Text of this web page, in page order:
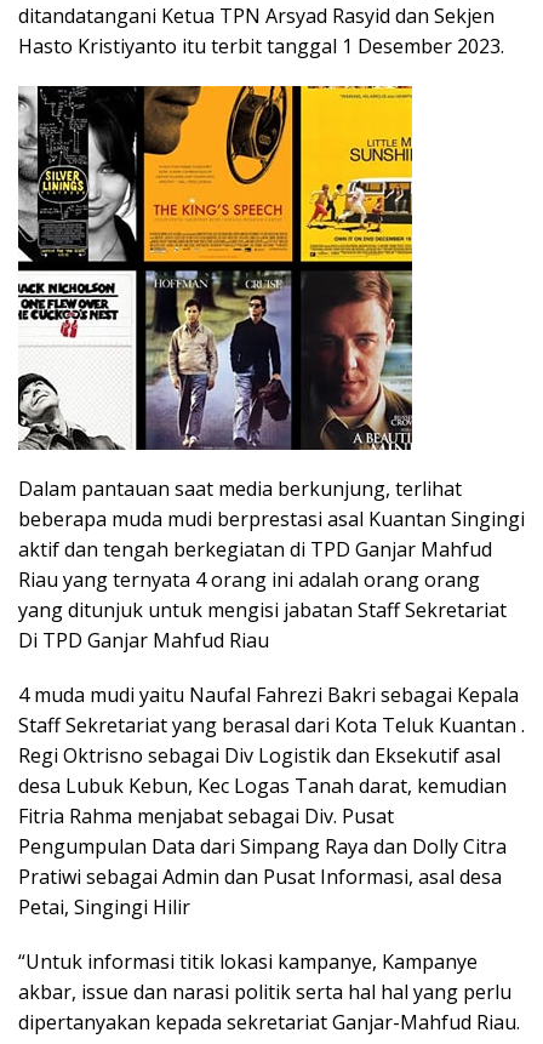
ditandatangani Ketua TPN Arsyad Rasyid dan Sekjen
Hasto Kristiyanto itu terbit tanggal 1 Desember 2023.
Dalam pantauan saat media berkunjung, terlihat
beberapa muda mudi berprestasi asal Kuantan Singingi
aktif dan tengah berkegiatan di TPD Ganjar Mahfud
Riau yang ternyata 4 orang ini adalah orang orang
yang ditunjuk untuk mengisi jabatan Staff Sekretariat
Di TPD Ganjar Mahfud Riau
4 muda mudi yaitu Naufal Fahrezi Bakri sebagai Kepala
Staff Sekretariat yang berasal dari Kota Teluk Kuantan .
Regi Oktrisno sebagai Div Logistik dan Eksekutif asal
desa Lubuk Kebun, Kec Logas Tanah darat, kemudian
Fitria Rahma menjabat sebagai Div. Pusat
Pengumpulan Data dari Simpang Raya dan Dolly Citra
Pratiwi sebagai Admin dan Pusat Informasi, asal desa
Petai, Singingi Hilir
“Untuk informasi titik lokasi kampanye, Kampanye
akbar, issue dan narasi politik serta hal hal yang perlu
dipertanyakan kepada sekretariat Ganjar-Mahfud Riau.